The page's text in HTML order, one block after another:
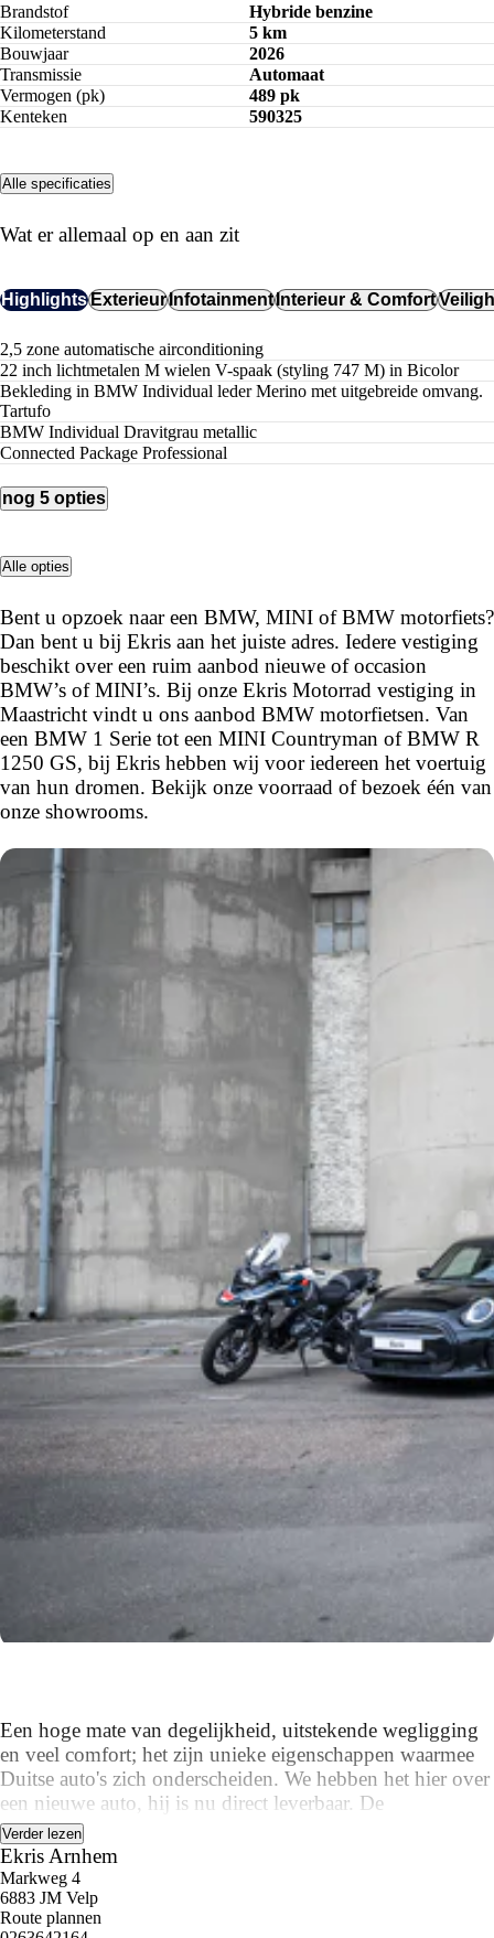
Brandstof
Hybride benzine
Kilometerstand
5 km
Bouwjaar
2026
Transmissie
Automaat
Vermogen (pk)
489 pk
Kenteken
590325
Alle specificaties
Wat er allemaal op en aan zit
HighlightsExterieurInfotainmentInterieur & Comfort
2,5 zone automatische airconditioning
22 inch lichtmetalen M wielen V-spaak (styling 747 M) in Bicolor
Bekleding in BMW Individual leder Merino met uitgebreide omvang.
Tartufo
BMW Individual Dravitgrau metallic
Connected Package Professional
nog 5 opties
Alle opties
Bent u opzoek naar een BMW, MINI of BMW motorfiets?
Dan bent u bij Ekris aan het juiste adres. Iedere vestiging
beschikt over een ruim aanbod nieuwe of occasion
BMW’s of MINI’s. Bij onze Ekris Motorrad vestiging in
Maastricht vindt u ons aanbod BMW motorfietsen. Van
een BMW 1 Serie tot een MINI Countryman of BMW R
1250 GS, bij Ekris hebben wij voor iedereen het voertuig
van hun dromen. Bekijk onze voorraad of bezoek één van
onze showrooms.
Een hoge mate van degelijkheid, uitstekende wegligging
en veel comfort; het zijn unieke eigenschappen waarmee
Duitse auto's zich onderscheiden. We hebben het hier over
een nieuwe auto, hij is nu direct leverbaar. De
elektromotor zorgt voor snel en traploos optrekken bij
ieder stoplicht. Een van de vele voordelen van deze
hybride auto. Laat de zon maar schijnen door het
elektrisch bediende glazen panorama dak en hou een
handje over dankzij de elektrisch bedienbare achterklep.
Verder lezen
Ekris Arnhem
Markweg 4
6883 JM Velp
Route plannen